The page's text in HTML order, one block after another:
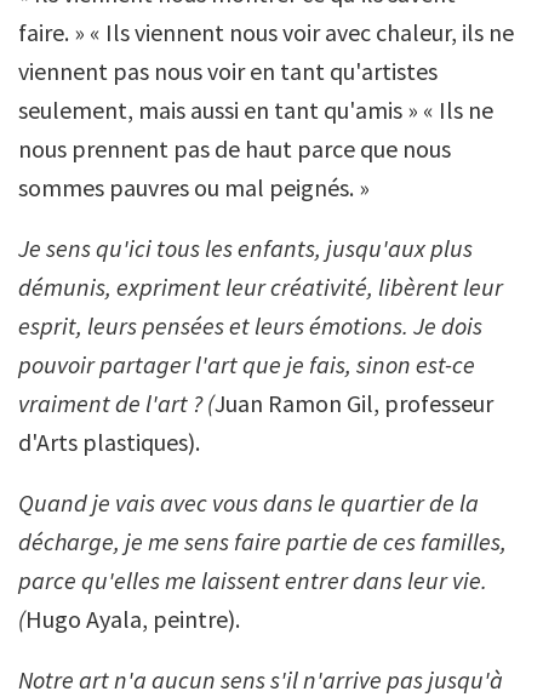
faire. » « Ils viennent nous voir avec chaleur, ils ne
viennent pas nous voir en tant qu'artistes
seulement, mais aussi en tant qu'amis » « Ils ne
nous prennent pas de haut parce que nous
sommes pauvres ou mal peignés. »
Je sens qu'ici tous les enfants, jusqu'aux plus
démunis, expriment leur créativité, libèrent leur
esprit, leurs pensées et leurs émotions. Je dois
pouvoir partager l'art que je fais, sinon est-ce
vraiment de l'art ? (Juan Ramon Gil, professeur
d'Arts plastiques).
Quand je vais avec vous dans le quartier de la
décharge, je me sens faire partie de ces familles,
parce qu'elles me laissent entrer dans leur vie.
(Hugo Ayala, peintre).
Notre art n'a aucun sens s'il n'arrive pas jusqu'à